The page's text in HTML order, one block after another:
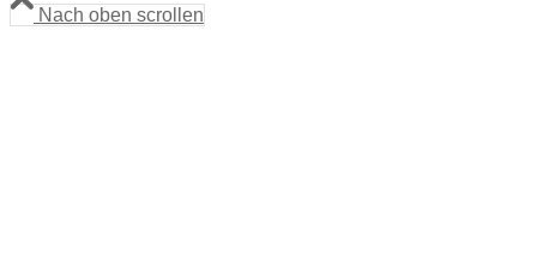
Nach oben scrollen